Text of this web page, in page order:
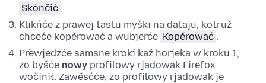
Skónčić .
Klikńće z prawej tastu myški na dataju, kotruž
chceće kopěrować a wubjerće Kopěrować .
Přewjedźće samsne kroki kaž horjeka w kroku 1,
zo byšće nowy profilowy rjadowak Firefox
wočinił. Zawěsćće, zo profilowy rjadowak je